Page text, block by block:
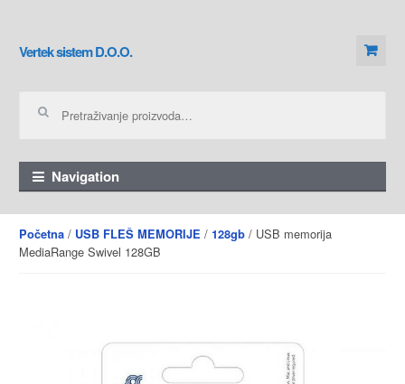
Skip to navigation
Skip to content
Vertek sistem D.O.O.
Navigation
Početna/ USB FLEŠ MEMORIJE / 128gb/ USB memorija
MediaRange Swivel 128GB